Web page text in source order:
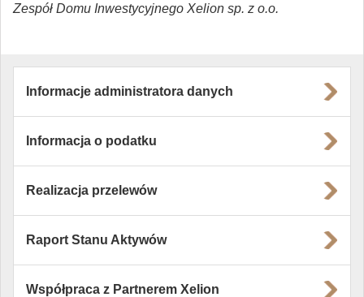
Zespół Domu Inwestycyjnego Xelion sp. z o.o.
Informacje administratora danych
Informacja o podatku
Realizacja przelewów
Raport Stanu Aktywów
Współpraca z Partnerem Xelion